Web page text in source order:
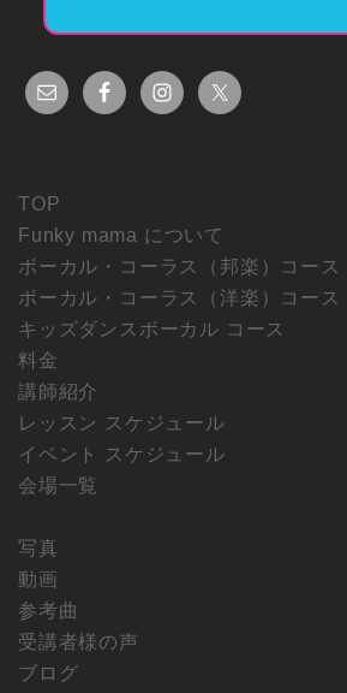
TOP
Funky mama について
ボーカル・コーラス（邦楽）コース
ボーカル・コーラス（洋楽）コース
キッズダンスボーカル コース
料金
講師紹介
レッスン スケジュール
イベント スケジュール
会場一覧
写真
動画
参考曲
受講者様の声
ブログ